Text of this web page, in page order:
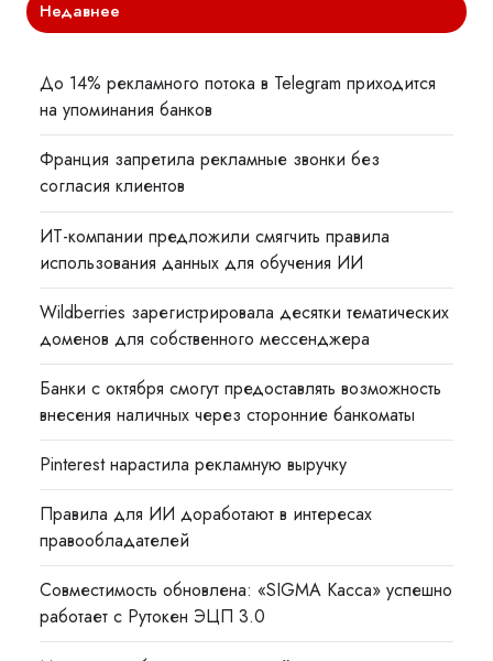
Недавнее
До 14% рекламного потока в Telegram приходится
на упоминания банков
Франция запретила рекламные звонки без
согласия клиентов
ИТ-компании предложили смягчить правила
использования данных для обучения ИИ
Wildberries зарегистрировала десятки тематических
доменов для собственного мессенджера
Банки с октября смогут предоставлять возможность
внесения наличных через сторонние банкоматы
Pinterest нарастила рекламную выручку
Правила для ИИ доработают в интересах
правообладателей
Совместимость обновлена: «SIGMA Касса» успешно
работает с Рутокен ЭЦП 3.0